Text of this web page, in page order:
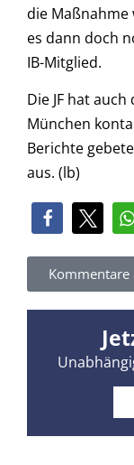
die Maßnahme
es dann doch
IB-Mitglied.
Die JF hat
München
Berichte
aus. (lb)
Kommentare